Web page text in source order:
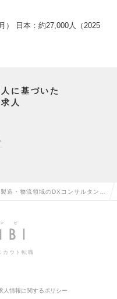
） 日本：約27,000人（2025
に基づいた
人
製造・物流領域のDXコンサルタント
の求人情報
カウト転職
人情報に関するポリシー